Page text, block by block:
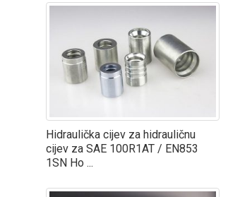
Hidraulička cijev za hidrauličnu
cijev za SAE 100R1AT / EN853
1SN Ho ...